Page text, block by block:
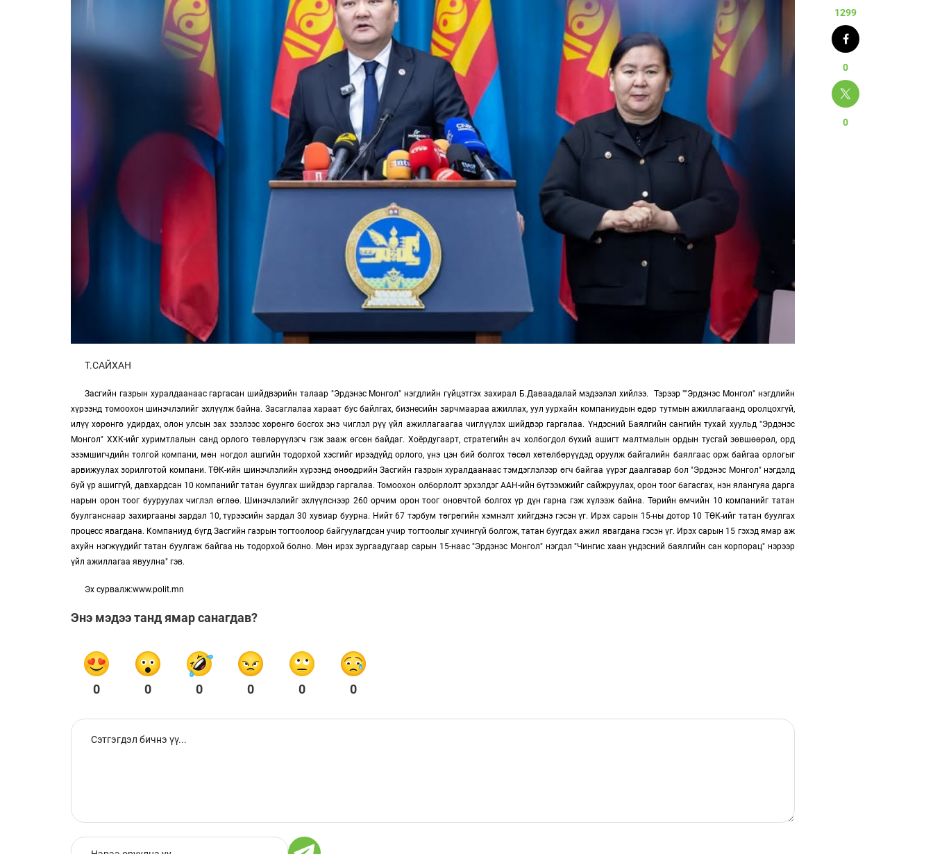
Т.САЙХАН
Засгийн газрын хуралдаанаас гаргасан шийдвэрийн талаар "Эрдэнэс Монгол" нэгдлийн гүйцэтгэх захирал Б.Даваадалай мэдээлэл хийлээ. Тэрээр ""Эрдэнэс Монгол" нэгдлийн
хүрээнд томоохон шинэчлэлийг эхлүүлж байна. Засаглалаа хараат бус байлгах, бизнесийн зарчмаараа ажиллах, уул уурхайн компаниудын өдөр тутмын ажиллагаанд оролцохгүй,
илүү хөрөнгө удирдах, олон улсын зах зээлээс хөрөнгө босгох энэ чиглэл рүү үйл ажиллагаагаа чиглүүлэх шийдвэр гаргалаа. Үндэсний Баялгийн сангийн тухай хуульд "Эрдэнэс
Монгол" ХХК-ийг хуримтлалын санд орлого төвлөрүүлэгч гэж зааж өгсөн байдаг. Хоёрдугаарт, стратегийн ач холбогдол бүхий ашигт малтмалын ордын тусгай зөвшөөрөл, орд
эзэмшигчдийн толгой компани, мөн ногдол ашгийн тодорхой хэсгийг ирээдүйд орлого, үнэ цэн бий болгох төсөл хөтөлбөрүүдэд оруулж байгалийн баялгаас орж байгаа орлогыг
арвижуулах зорилготой компани. ТӨК-ийн шинэчлэлийн хүрээнд өнөөдрийн Засгийн газрын хуралдаанаас тэмдэглэлээр өгч байгаа үүрэг даалгавар бол "Эрдэнэс Монгол" нэгдэлд
буй үр ашиггүй, давхардсан 10 компанийг татан буулгах шийдвэр гаргалаа. Томоохон олборлолт эрхэлдэг ААН-ийн бүтээмжийг сайжруулах, орон тоог багасгах, нэн ялангуяа дарга
нарын орон тоог бууруулах чиглэл өглөө. Шинэчлэлийг эхлүүлснээр 260 орчим орон тоог оновчтой болгох үр дүн гарна гэж хүлээж байна. Төрийн өмчийн 10 компанийг татан
буулганснаар захиргааны зардал 10, түрээсийн зардал 30 хувиар буурна. Нийт 67 тэрбум төгрөгийн хэмнэлт хийгдэнэ гэсэн үг. Ирэх сарын 15-ны дотор 10 ТӨК-ийг татан буулгах
процесс явагдана. Компаниуд бүгд Засгийн газрын тогтоолоор байгуулагдсан учир тогтоолыг хүчингүй болгож, татан буугдах ажил явагдана гэсэн үг. Ирэх сарын 15 гэхэд ямар аж
ахуйн нэгжүүдийг татан буулгаж байгаа нь тодорхой болно. Мөн ирэх зургаадугаар сарын 15-наас "Эрдэнэс Монгол" нэгдэл "Чингис хаан үндэсний баялгийн сан корпорац" нэрээр
үйл ажиллагаа явуулна" гэв.
Эх сурвалж:www.polit.mn
Энэ мэдээ танд ямар санагдав?
0 0 0 0 0 0
1299
0
0